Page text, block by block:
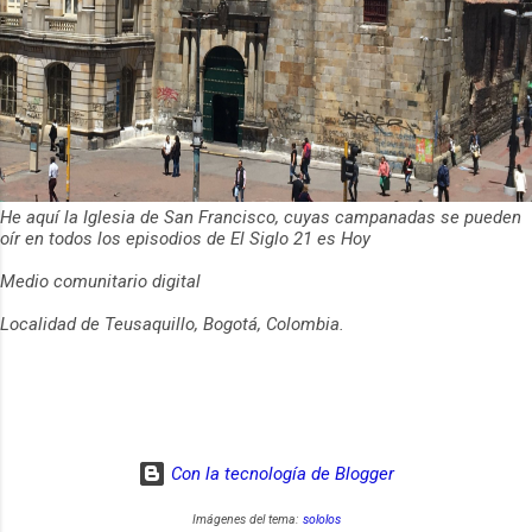
He aquí la Iglesia de San Francisco, cuyas campanadas se pueden
oír en todos los episodios de El Siglo 21 es Hoy
Medio comunitario digital
Localidad de Teusaquillo, Bogotá, Colombia.
Con la tecnología de Blogger
Imágenes del tema: sololos